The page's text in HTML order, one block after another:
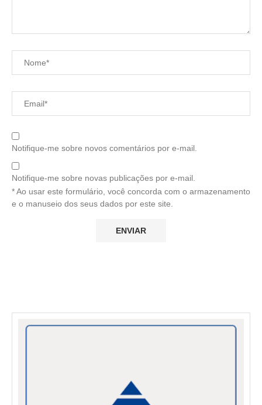
Notifique-me sobre novos comentários por e-mail.
Notifique-me sobre novas publicações por e-mail.
* Ao usar este formulário, você concorda com o armazenamento
e o manuseio dos seus dados por este site.